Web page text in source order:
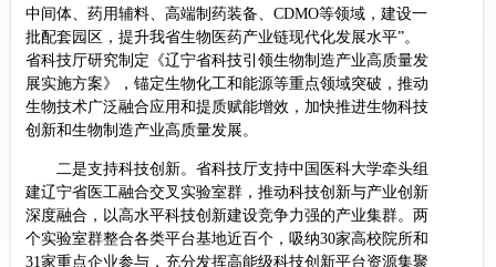
中间体、药用辅料、高端制药装备、CDMO等领域，建设一
批配套园区，提升我省生物医药产业链现代化发展水平”。
省科技厅研究制定《辽宁省科技引领生物制造产业高质量发
展实施方案》，锚定生物化工和能源等重点领域突破，推动
生物技术广泛融合应用和提质赋能增效，加快推进生物科技
创新和生物制造产业高质量发展。
二是支持科技创新。省科技厅支持中国医科大学牵头组
建辽宁省医工融合交叉实验室群，推动科技创新与产业创新
深度融合，以高水平科技创新建设竞争力强的产业集群。两
个实验室群整合各类平台基地近百个，吸纳30家高校院所和
31家重点企业参与，充分发挥高能级科技创新平台资源集聚